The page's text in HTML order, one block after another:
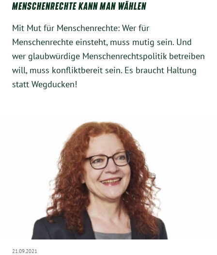
MENSCHENRECHTE KANN MAN WÄHLEN
Mit Mut für Menschenrechte: Wer für
Menschenrechte einsteht, muss mutig sein. Und
wer glaubwürdige Menschenrechtspolitik betreiben
will, muss konfliktbereit sein. Es braucht Haltung
statt Wegducken!
21.09.2021